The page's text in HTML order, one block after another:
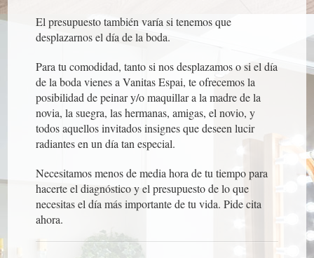
El presupuesto también varía si tenemos que
desplazarnos el día de la boda.
Para tu comodidad, tanto si nos desplazamos o si el día
de la boda vienes a Vanitas Espai, te ofrecemos la
posibilidad de peinar y/o maquillar a la madre de la
novia, la suegra, las hermanas, amigas, el novio, y
todos aquellos invitados insignes que deseen lucir
radiantes en un día tan especial.
Necesitamos menos de media hora de tu tiempo para
hacerte el diagnóstico y el presupuesto de lo que
necesitas el día más importante de tu vida. Pide cita
ahora.